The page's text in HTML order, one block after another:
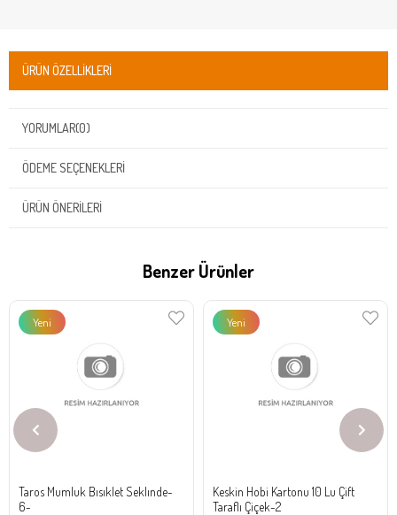
ÜRÜN ÖZELLIKLERI
YORUMLAR(0)
ÖDEME SEÇENEKLERI
ÜRÜN ÖNERILERI
Benzer Ürünler
Taros Mumluk Bısıklet Seklınde-
6-
Yeni
Keskin Hobi Kartonu 10 Lu Çift
Taraflı Çiçek-2
Yeni